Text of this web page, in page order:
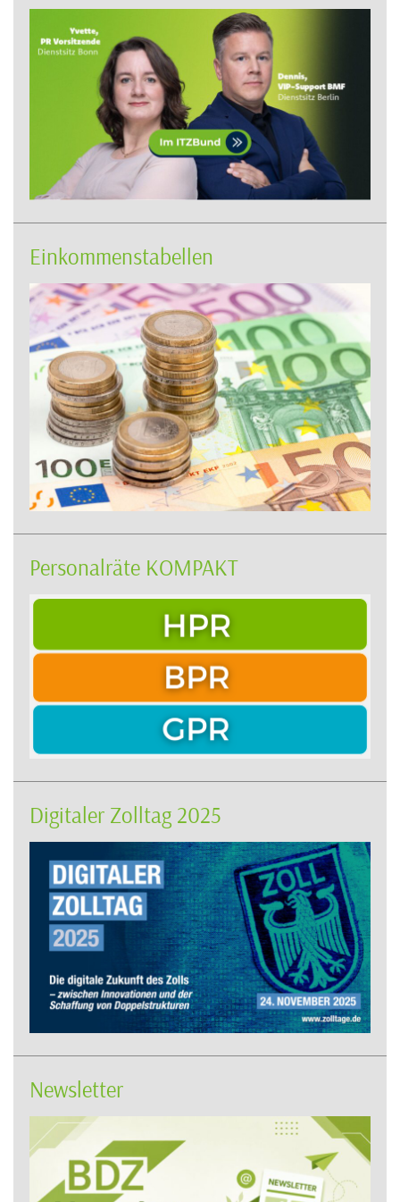
Einkommenstabellen
Personalräte KOMPAKT
Digitaler Zolltag 2025
Newsletter